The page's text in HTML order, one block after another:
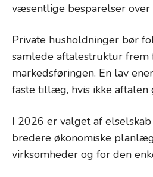
væsentlige besparelser over
Private husholdninger bør
samlede aftalestruktur
markedsføringen. En lav
faste tillæg, hvis ikke aftalen
I 2026 er valget af
bredere økonomiske
virksomheder og for den